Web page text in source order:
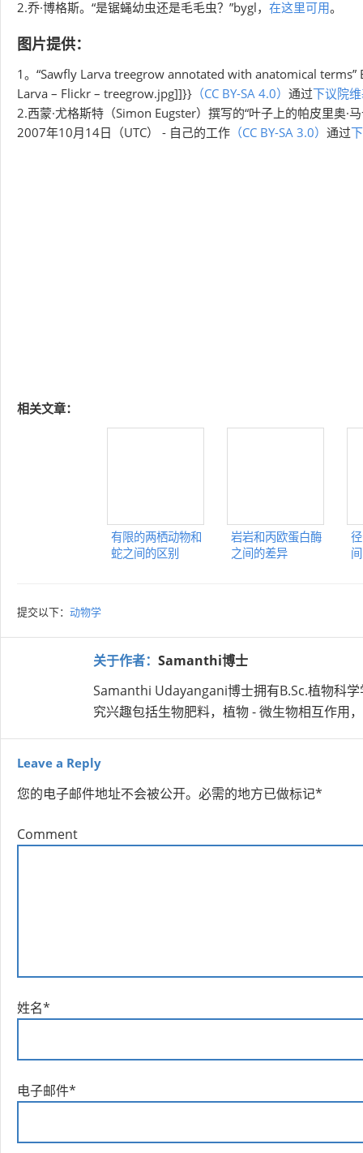
2.乔·博格斯。“是锯蝇幼虫还是毛毛虫？”bygl， 在这里可用。
图片提供：
1。“Sawfly Larva treegrow annotated with anatomical
Larva – Flickr – treegrow.jpg]]}} （CC BY-SA 4.0） 通过下议院
2.西蒙·尤格斯特（Simon Eugster）撰写的“叶子上的帕皮里
2007年10月14日（UTC） - 自己的工作 （CC BY-SA 3.0） 通过
相关文章：
有限的两栖动物和
蛇之间的区别
岩岩和丙欧蛋白酶
之间的差异
提交以下： 动物学
关于作者： Samanthi博士
Samanthi Udayangani博士拥有B.Sc.植物科
究兴趣包括生物肥料，植物 - 微生物相互作用
Leave a Reply
您的电子邮件地址不会被公开。 必需的地方已做标记*
Comment
姓名*
电子邮件*